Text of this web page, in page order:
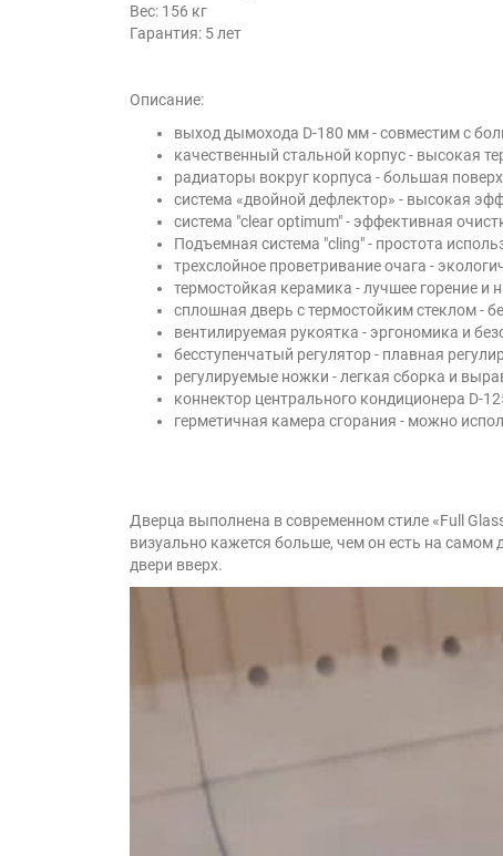
Вес: 156 кг
Гарантия: 5 лет
Описание:
выход дымохода D-180 мм - совместим с
качественный стальной корпус - высокая
радиаторы вокруг корпуса - большая
система «двойной дефлектор» - высокая
система "clear optimum" - эффективная
Подъемная система "cling" - простота
трехслойное проветривание очага -
термостойкая керамика - лучшее горение и
сплошная дверь с термостойким стеклом -
вентилируемая рукоятка - эргономика и
бесступенчатый регулятор - плавная
регулируемые ножки - легкая сборка и
коннектор центрального кондиционера D-
герметичная камера сгорания - можно
Дверца выполнена в современном стиле «Full
визуально кажется больше, чем он есть на
двери вверх.